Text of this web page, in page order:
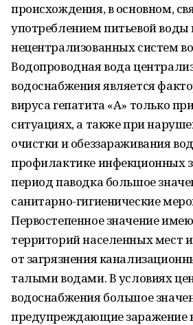
происхождения, в основном,
употреблением питьевой воды
нецентрализованных систем
Водопроводная вода
водоснабжения является
вируса гепатита «А» только
ситуациях, а также при
очистки и обеззараживания
профилактике инфекционных
период паводка большое
санитарно-гигиенические
Первостепенное значение
территорий населенных мест
от загрязнения
талыми водами. В условиях
водоснабжения большое
предупреждающие заражение